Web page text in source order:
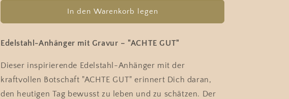
Rumi
GUT
mit
Bergkristall
für
Rumi
GUT
mit
Bergkristall
In den Warenkorb legen
Edelstahl-Anhänger mit Gravur – "ACHTE GUT"
Dieser inspirierende Edelstahl-Anhänger mit der
kraftvollen Botschaft "ACHTE GUT" erinnert Dich daran,
den heutigen Tag bewusst zu leben und zu schätzen. Der